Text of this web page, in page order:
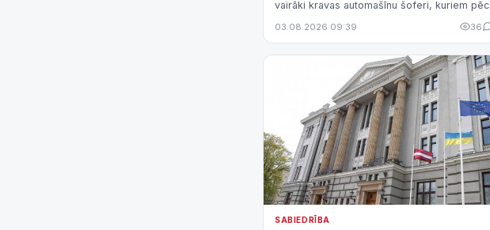
vairāki kravas automašīnu šoferi, kuriem pēc
robežkontroles pu...
03.08.2026 09:39 36
SABIEDRĪBA